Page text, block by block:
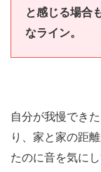
と感じる場合
なライン。
自分が我慢でき
り、家と家の距
たのに音を気に